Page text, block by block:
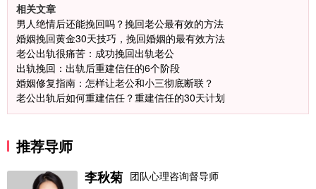
相关文章
男人绝情后还能挽回吗？挽回老公最有效的方法
婚姻挽回黄金30天技巧，挽回婚姻的最有效方法
老公出轨很痛苦：成功挽回出轨老公
出轨挽回：出轨后重建信任的6个阶段
婚姻修复指南：怎样让老公和小三彻底断联？
老公出轨后如何重建信任？重建信任的30天计划
推荐导师
李秋菊 团队心理咨询督导师